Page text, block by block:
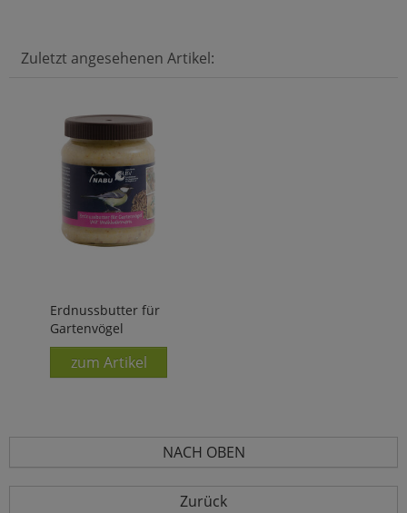
Zuletzt angesehenen Artikel:
Erdnussbutter für
Gartenvögel
zum Artikel
NACH OBEN
Zurück